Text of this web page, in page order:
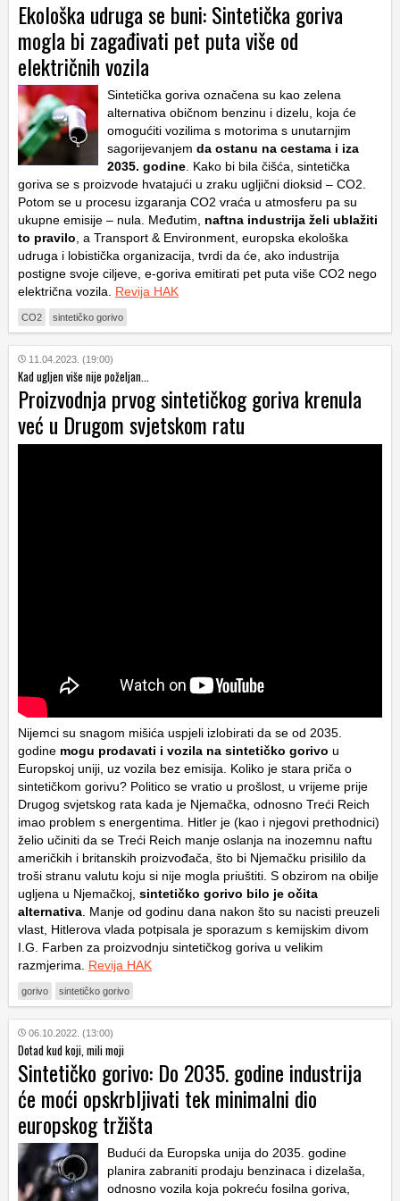
Ekološka udruga se buni: Sintetička goriva
mogla bi zagađivati pet puta više od
električnih vozila
Sintetička goriva označena su kao zelena
alternativa običnom benzinu i dizelu, koja će
omogućiti vozilima s motorima s unutarnjim
sagorijevanjem da ostanu na cestama i iza
2035. godine. Kako bi bila čišća, sintetička
goriva se s proizvode hvatajući u zraku ugljični dioksid – CO2.
Potom se u procesu izgaranja CO2 vraća u atmosferu pa su
ukupne emisije – nula. Međutim, naftna industrija želi ublažiti
to pravilo, a Transport & Environment, europska ekološka
udruga i lobistička organizacija, tvrdi da će, ako industrija
postigne svoje ciljeve, e-goriva emitirati pet puta više CO2 nego
električna vozila. Revija HAK
CO2 sintetičko gorivo
11.04.2023. (19:00)
Kad ugljen više nije poželjan...
Proizvodnja prvog sintetičkog goriva krenula
već u Drugom svjetskom ratu
Nijemci su snagom mišića uspjeli izlobirati da se od 2035.
godine mogu prodavati i vozila na sintetičko gorivo u
Europskoj uniji, uz vozila bez emisija. Koliko je stara priča o
sintetičkom gorivu? Politico se vratio u prošlost, u vrijeme prije
Drugog svjetskog rata kada je Njemačka, odnosno Treći Reich
imao problem s energentima. Hitler je (kao i njegovi prethodnici)
želio učiniti da se Treći Reich manje oslanja na inozemnu naftu
američkih i britanskih proizvođača, što bi Njemačku prisililo da
troši stranu valutu koju si nije mogla priuštiti. S obzirom na obilje
ugljena u Njemačkoj, sintetičko gorivo bilo je očita
alternativa. Manje od godinu dana nakon što su nacisti preuzeli
vlast, Hitlerova vlada potpisala je sporazum s kemijskim divom
I.G. Farben za proizvodnju sintetičkog goriva u velikim
razmjerima. Revija HAK
gorivo sintetičko gorivo
06.10.2022. (13:00)
Dotad kud koji, mili moji
Sintetičko gorivo: Do 2035. godine industrija
će moći opskrbljivati tek minimalni dio
europskog tržišta
Budući da Europska unija do 2035. godine
planira zabraniti prodaju benzinaca i dizelaša,
odnosno vozila koja pokreću fosilna goriva,